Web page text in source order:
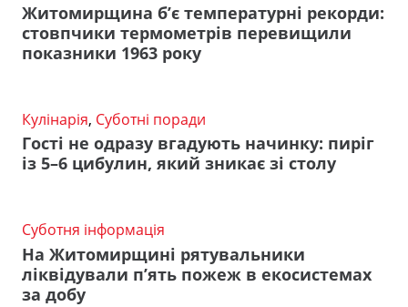
Житомирщина б’є температурні рекорди:
стовпчики термометрів перевищили
показники 1963 року
Кулінарія, Суботні поради
Гості не одразу вгадують начинку: пиріг
із 5–6 цибулин, який зникає зі столу
Суботня інформація
На Житомирщині рятувальники
ліквідували п’ять пожеж в екосистемах
за добу